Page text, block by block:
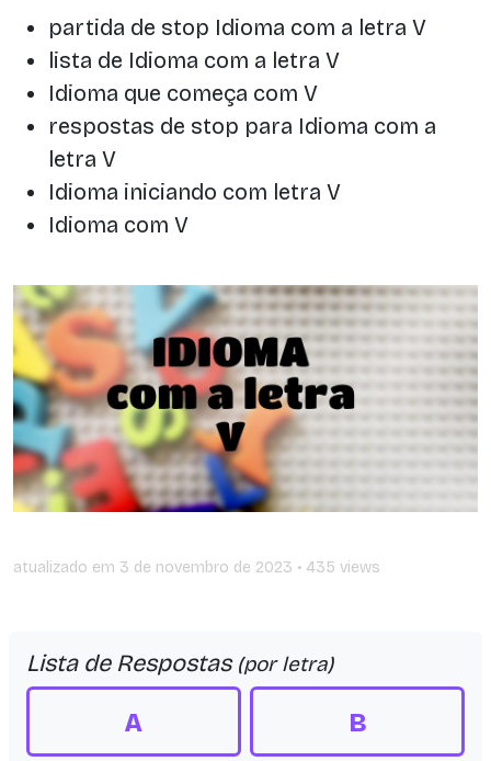
partida de stop Idioma com a letra V
lista de Idioma com a letra V
Idioma que começa com V
respostas de stop para Idioma com a
letra V
Idioma iniciando com letra V
Idioma com V
atualizado em 3 de novembro de 2023 • 435 views
Lista de Respostas (por letra)
A B